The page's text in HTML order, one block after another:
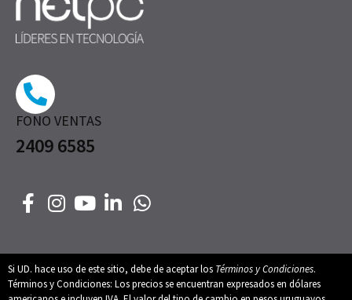
FONO VENTAS
2409 6585
Si UD. hace uso de este sitio, debe de aceptar los Términos y Condiciones.
Términos y Condiciones: Los precios se encuentran expresados en dólares